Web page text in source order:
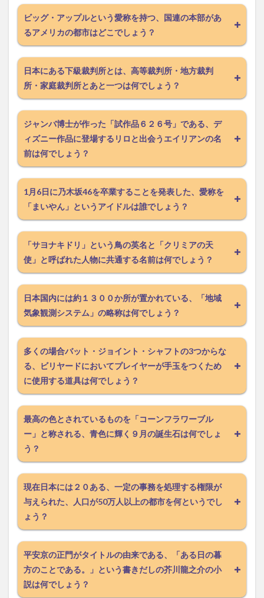
ビッグ・アップルという愛称を持つ、国連の本部があ
るアメリカの都市はどこでしょう？
日本にある下級裁判所とは、高等裁判所・地方裁判
所・家庭裁判所とあと一つは何でしょう？
ジャンバ博士が作った「試作品６２６号」である、デ
ィズニー作品に登場するリロと出会うエイリアンの名
前は何でしょう？
1月6日に乃木坂46を卒業することを発表した、愛称を
「まいやん」というアイドルは誰でしょう？
「サヨナキドリ」という鳥の英名と「クリミアの天
使」と呼ばれた人物に共通する名前は何でしょう？
日本国内には約１３００か所が置かれている、「地域
気象観測システム」の略称は何でしょう？
多くの場合バット・ジョイント・シャフトの3つからな
る、ビリヤードにおいてプレイヤーが手玉をつくため
に使用する道具は何でしょう？
最高の色とされているものを「コーンフラワーブル
ー」と称される、青色に輝く９月の誕生石は何でしょ
う？
現在日本には２０ある、一定の事務を処理する権限が
与えられた、人口が50万人以上の都市を何というでし
ょう？
平安京の正門がタイトルの由来である、「ある日の暮
方のことである。」という書きだしの芥川龍之介の小
説は何でしょう？